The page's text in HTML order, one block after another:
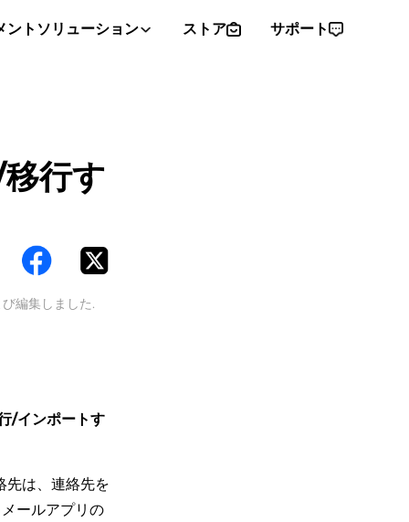
ントソリューション ストア サポート
行す
編集しました.
/インポートす
は、連絡先を
ールアプリの